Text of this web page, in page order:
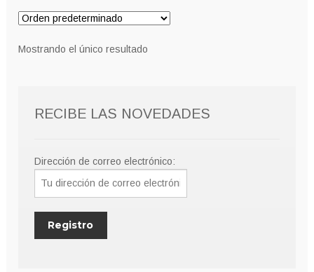
Mostrando el único resultado
RECIBE LAS NOVEDADES
Dirección de correo electrónico: